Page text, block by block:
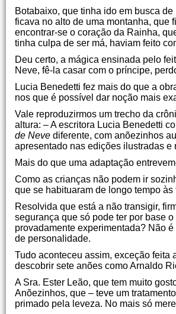
Botabaixo, que tinha ido em busca
ficava no alto de uma montanha,
encontrar-se o coração da Rainha,
tinha culpa de ser má, haviam feito
Deu certo, a mágica ensinada pelo
Neve, fê-la casar com o príncipe,
Lucia Benedetti fez mais do que a
nos que é possível dar noção mais
Vale reproduzirmos um trecho da
altura: – A escritora Lucia Benedetti
de Neve diferente, com anõezinhos
apresentado nas edições ilustradas e
Mais do que uma adaptação
Como as crianças não podem ir
que se habituaram de longo tempo
Resolvida que está a não transigir,
segurança que só pode ter por base
provadamente experimentada? Não
de personalidade.
Tudo aconteceu assim, exceção feita
descobrir sete anões como Arnaldo
A Sra. Ester Leão, que tem muito
Anõezinhos, que – teve um
primado pela leveza. No mais só